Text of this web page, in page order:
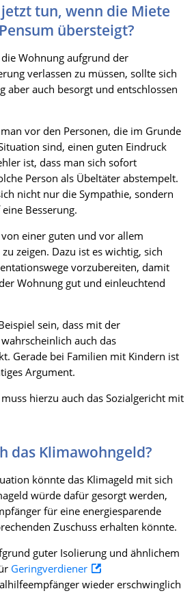
tun, wenn die Miete
übersteigt?
Wohnung aufgrund der
verlassen zu müssen, sollte sich
aber auch besorgt und entschlossen
vor den Personen, die im Grunde
sind, einen guten Eindruck
ist, dass man sich sofort
Person als Übeltäter abstempelt.
nicht nur die Sympathie, sondern
Besserung.
von einer guten und vor allem
zeigen. Dazu ist es wichtig, sich
vorzubereiten, damit
Wohnung gut und einleuchtend
sein, dass mit der
auch das
Gerade bei Familien mit Kindern ist
Argument.
hierzu auch das Sozialgericht mit
das Klimawohngeld?
könnte das Klimageld mit sich
würde dafür gesorgt werden,
für eine energiesparende
Zuschuss erhalten könnte.
guter Isolierung und ähnlichem
Geringverdiener
wieder erschwinglich